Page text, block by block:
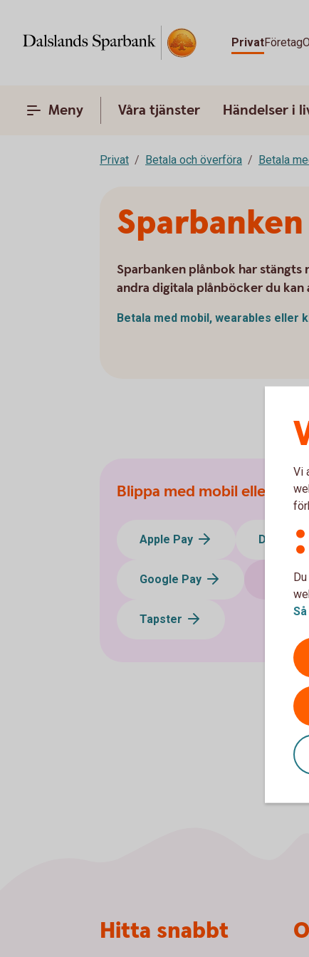
PrivatFöretag
Meny Våra tjänster Händelser i
Privat Betala och överföra Betala
Sparbanken plånbok har stängts
andra digitala plånböcker du kan
Betala med mobil, wearables eller
Blippa med mobil eller
Apple Pay DigiSeq
Google Pay
Tapster
Vi
Hitta snabbt